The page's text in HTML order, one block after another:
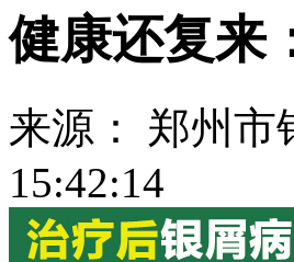
健康还复来
来源： 郑州市
15:42:14